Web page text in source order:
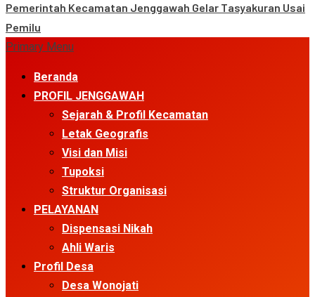
Pemerintah Kecamatan Jenggawah Gelar Tasyakuran Usai
Pemilu
Primary Menu
Beranda
PROFIL JENGGAWAH
Sejarah & Profil Kecamatan
Letak Geografis
Visi dan Misi
Tupoksi
Struktur Organisasi
PELAYANAN
Dispensasi Nikah
Ahli Waris
Profil Desa
Desa Wonojati